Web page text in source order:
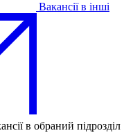
Вакансії в інші
в обраний підрозділ